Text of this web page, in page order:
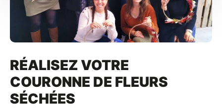
RÉALISEZ VOTRE
COURONNE DE FLEURS
SÉCHÉES